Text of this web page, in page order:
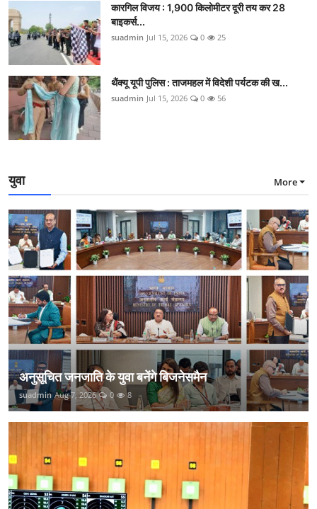
कारगिल विजय : 1,900 किलोमीटर दूरी तय कर 28
बाइकर्स...
suadmin Jul 15, 2026 0 25
थैंक्यू यूपी पुलिस : ताजमहल में विदेशी पर्यटक की ख...
suadmin Jul 15, 2026 0 56
युवा More
अनुसूचित जनजाति के युवा बनेंगे बिजनेसमैन
suadmin Aug 7, 2026 0 8